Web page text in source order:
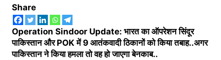
Share
Operation Sindoor Update: भारत का ऑपरेशन सिंदूर
पाकिस्तान और POK में 9 आतंकवादी ठिकानों को किया तबाह..अगर
पाकिस्तान ने किया हमला तो वह हो जाएगा बेनकाब..